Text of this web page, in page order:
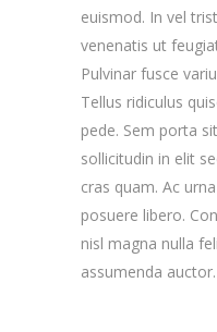
euismod. In vel
venenatis ut
Pulvinar fusce
Tellus ridiculus
pede. Sem porta
sollicitudin in elit
cras quam. Ac
posuere libero.
nisl magna nulla
assumenda auctor.